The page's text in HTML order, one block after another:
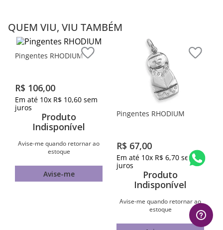
QUEM VIU, VIU TAMBÉM
Pingentes RHODIUM
,00
Pingentes RHODIUM
R$ 67,00
Em até 10x R$ 6,70 sem
juros
Produto
Indisponível
Avise-me quando retornar ao
estoque